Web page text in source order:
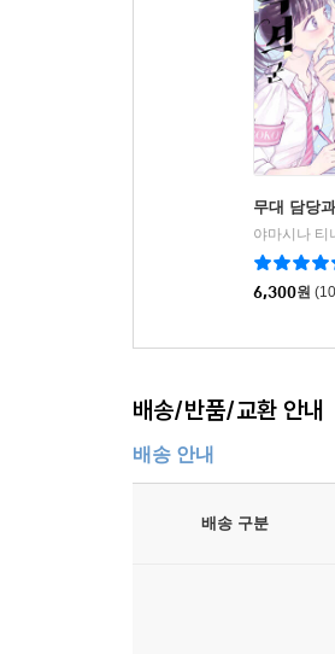
무대 담당
6,300원
배송/반품/교환 안내
배송 안내
배송 구분